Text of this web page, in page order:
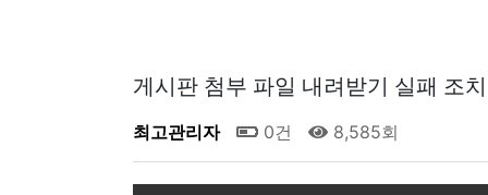
게시판 첨부 파일 내려받기 실패 조
최고관리자 0건 8,585회